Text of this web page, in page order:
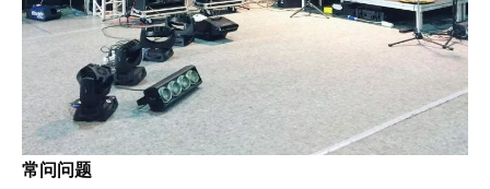
常问问题